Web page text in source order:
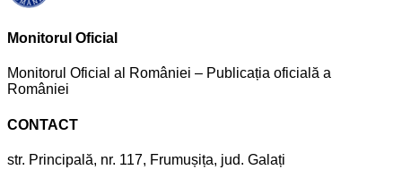
Monitorul Oficial
Monitorul Oficial al României – Publicația oficială a
României
CONTACT
str. Principală, nr. 117, Frumușița, jud. Galați